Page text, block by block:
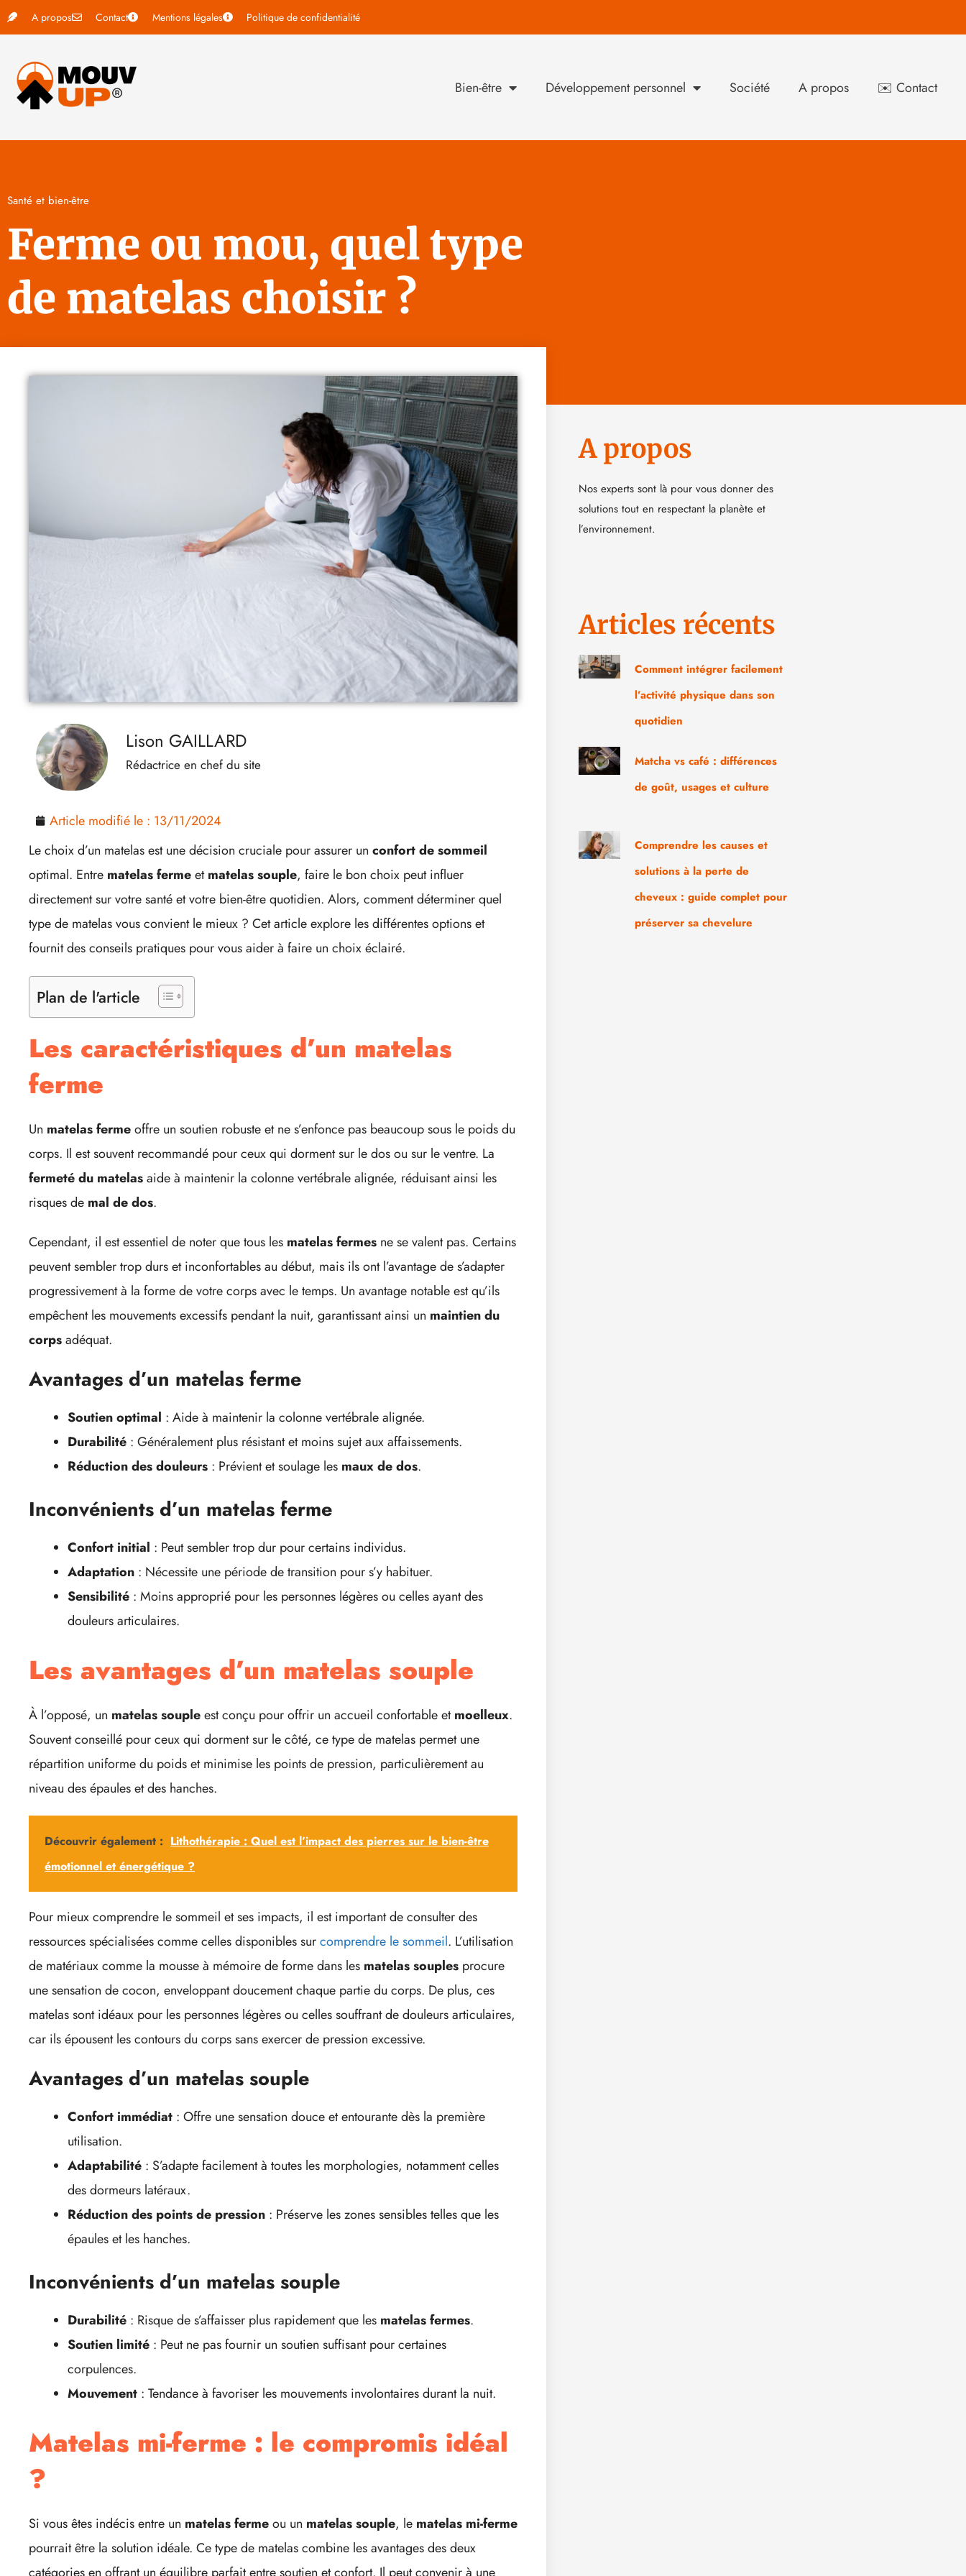
A propos Contact Mentions légales Politique de confidentialité
Bien-être Développement personnel Société A propos ✉️ Contact
Santé et bien-être
Ferme ou mou, quel type
de matelas choisir ?
Lison GAILLARD
Rédactrice en chef du site
Article modifié le : 13/11/2024
Le choix d’un matelas est une décision cruciale pour assurer un confort de sommeil
optimal. Entre matelas fermeetmatelas souple, faire le bon choix peut influer
directement sur votre santé et votre bien-être quotidien. Alors, comment déterminer quel
type de matelas vous convient le mieux ? Cet article explore les différentes options et
fournit des conseils pratiques pour vous aider à faire un choix éclairé.
Plan de l'article
Les caractéristiques d’un matelas
ferme
Un matelas fermeoffre un soutien robuste et ne s’enfonce pas beaucoup sous le poids du
corps. Il est souvent recommandé pour ceux qui dorment sur le dos ou sur le ventre. La
fermeté du matelasaide à maintenir la colonne vertébrale alignée, réduisant ainsi les
risques de mal de dos.
Cependant, il est essentiel de noter que tous les matelas fermes ne se valent pas. Certains
peuvent sembler trop durs et inconfortables au début, mais ils ont l’avantage de s’adapter
progressivement à la forme de votre corps avec le temps. Un avantage notable est qu’ils
empêchent les mouvements excessifs pendant la nuit, garantissant ainsi un maintien du
corpsadéquat.
Avantages d’un matelas ferme
Soutien optimal : Aide à maintenir la colonne vertébrale alignée.
Durabilité : Généralement plus résistant et moins sujet aux affaissements.
Réduction des douleurs : Prévient et soulage les maux de dos.
Inconvénients d’un matelas ferme
Confort initial : Peut sembler trop dur pour certains individus.
Adaptation : Nécessite une période de transition pour s’y habituer.
Sensibilité : Moins approprié pour les personnes légères ou celles ayant des
douleurs articulaires.
Les avantages d’un matelas souple
À l’opposé, un matelas soupleest conçu pour offrir un accueil confortable etmoelleux.
Souvent conseillé pour ceux qui dorment sur le côté, ce type de matelas permet une
répartition uniforme du poids et minimise les points de pression, particulièrement au
niveau des épaules et des hanches.
Découvrir également : Lithothérapie : Quel est l’impact des pierres sur le bien-être
émotionnel et énergétique ?
Pour mieux comprendre le sommeil et ses impacts, il est important de consulter des
ressources spécialisées comme celles disponibles surcomprendre le sommeil. L’utilisation
de matériaux comme la mousse à mémoire de forme dans les matelas souples procure
une sensation de cocon, enveloppant doucement chaque partie du corps. De plus, ces
matelas sont idéaux pour les personnes légères ou celles souffrant de douleurs articulaires,
car ils épousent les contours du corps sans exercer de pression excessive.
Avantages d’un matelas souple
Confort immédiat : Offre une sensation douce et entourante dès la première
utilisation.
Adaptabilité : S’adapte facilement à toutes les morphologies, notamment celles
des dormeurs latéraux.
Réduction des points de pression : Préserve les zones sensibles telles que les
épaules et les hanches.
Inconvénients d’un matelas souple
Durabilité : Risque de s’affaisser plus rapidement que les matelas fermes.
Soutien limité : Peut ne pas fournir un soutien suffisant pour certaines
corpulences.
Mouvement : Tendance à favoriser les mouvements involontaires durant la nuit.
Matelas mi-ferme : le compromis idéal
?
Si vous êtes indécis entre un matelas fermeou un matelas souple, le matelas mi-ferme
pourrait être la solution idéale. Ce type de matelas combine les avantages des deux
A propos
Nos experts sont là pour vous donner des
solutions tout en respectant la planète et
l’environnement.
Articles récents
Comment intégrer facilement
l’activité physique dans son
quotidien
Matcha vs café : différences
de goût, usages et culture
Comprendre les causes et
solutions à la perte de
cheveux : guide complet pour
préserver sa chevelure